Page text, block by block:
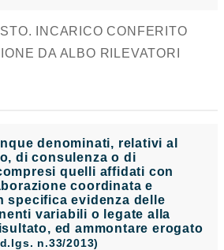
INCARICO CONFERITO
DA ALBO RILEVATORI
denominati, relativi al
di consulenza o di
quelli affidati con
coordinata e
specifica evidenza delle
variabili o legate alla
ed ammontare erogato
n.33/2013)